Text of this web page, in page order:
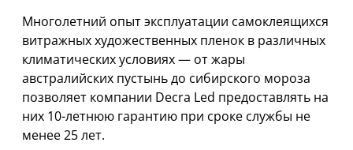
Многолетний опыт эксплуатации самоклеящихся
витражных художественных пленок в различных
климатических условиях — от жары
австралийских пустынь до сибирского мороза
позволяет компании Decra Led предоставлять на
них 10-летнюю гарантию при сроке службы не
менее 25 лет.